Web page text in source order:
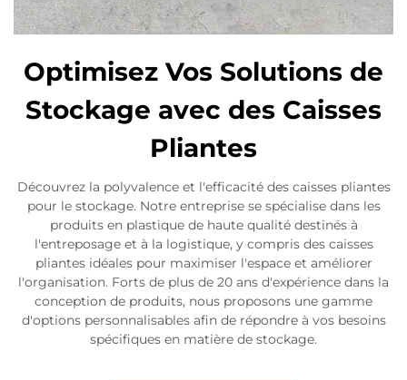
Optimisez Vos Solutions de
Stockage avec des Caisses
Pliantes
Découvrez la polyvalence et l'efficacité des caisses pliantes
pour le stockage. Notre entreprise se spécialise dans les
produits en plastique de haute qualité destinés à
l'entreposage et à la logistique, y compris des caisses
pliantes idéales pour maximiser l'espace et améliorer
l'organisation. Forts de plus de 20 ans d'expérience dans la
conception de produits, nous proposons une gamme
d'options personnalisables afin de répondre à vos besoins
spécifiques en matière de stockage.